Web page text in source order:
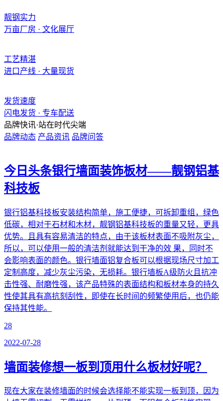
靓钢实力
万亩厂房 · 文化展厅
工艺精湛
进口产线 · 大量现货
发货速度
闪电发货 · 专车配送
品牌快讯·站在时代尖端
品牌动态 产品资讯 品牌问答
今日头条银行墙面装饰板材——靓钢铝基
科技板
银行铝基科技板安装结构简单，施工便捷，可拆卸重组，绿色
低碳，相对于石材和木材，靓钢铝基科技板的重量又轻，更具
优势。且具有容易清洁的特点，由于该板材表面不吸附灰尘，
所以，可以使用一般的清洁剂就能达到干净的效 果，同时不
会影响表面的颜色。银行墙面铝复合板可以根据现场尺寸加工
定制高度，减少灰尘污染，无损耗。银行墙板A级防火且抗冲
击性强、耐磨性强，该产品特殊的表面结构和板材本身的持久
性使其具有高抗刻刮性，即使在长时间的频繁使用后，也仍能
保持其性能。
28
2022-07-28
墙面装修想一板到顶用什么板材好呢？
现在大家在装修墙面的时候会选择能不能实现一板到顶，因为